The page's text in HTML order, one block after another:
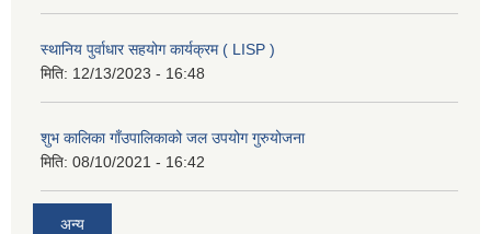
स्थानिय पुर्वाधार सहयोग कार्यक्रम ( LISP )
मिति: 12/13/2023 - 16:48
शुभ कालिका गाँउपालिकाको जल उपयोग गुरुयोजना
मिति: 08/10/2021 - 16:42
अन्य